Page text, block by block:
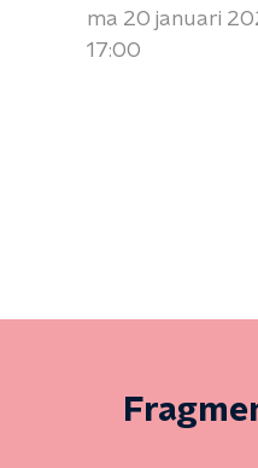
ma 20 januari
17:00